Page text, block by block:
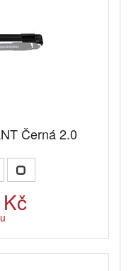
Černá 2.0